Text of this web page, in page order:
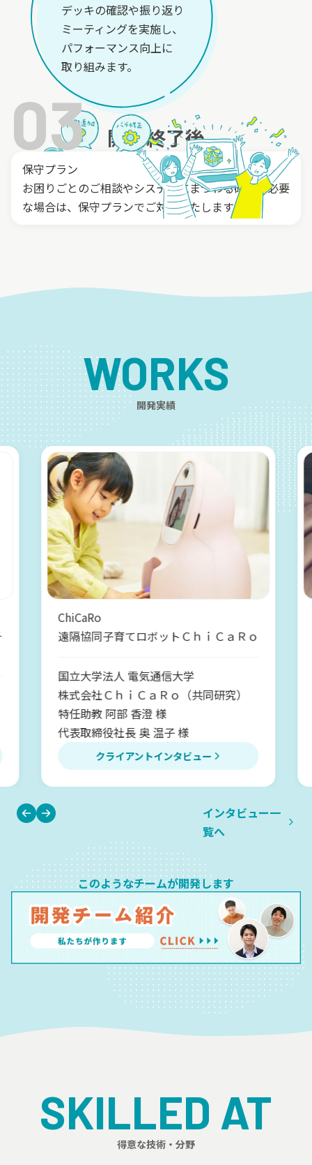
デッキの確認や振り返り
ミーティングを実施し、
パフォーマンス向上に
取り組みます。
開発終了後
03
保守プラン
お困りごとのご相談やシステムにまつわる確認が必要
な場合は、保守プランでご対応いたします。
WORKS
開発実績
ChiCaRo
遠隔協同子育てロボットＣｈｉＣａＲｏ
国立大学法人 電気通信大学
株式会社ＣｈｉＣａＲｏ（共同研究）
特任助教 阿部 香澄 様
代表取締役社長 奥 温子 様
クライアントインタビュー
インタビュー一
覧へ
このようなチームが開発します
SKILLED AT
得意な技術・分野